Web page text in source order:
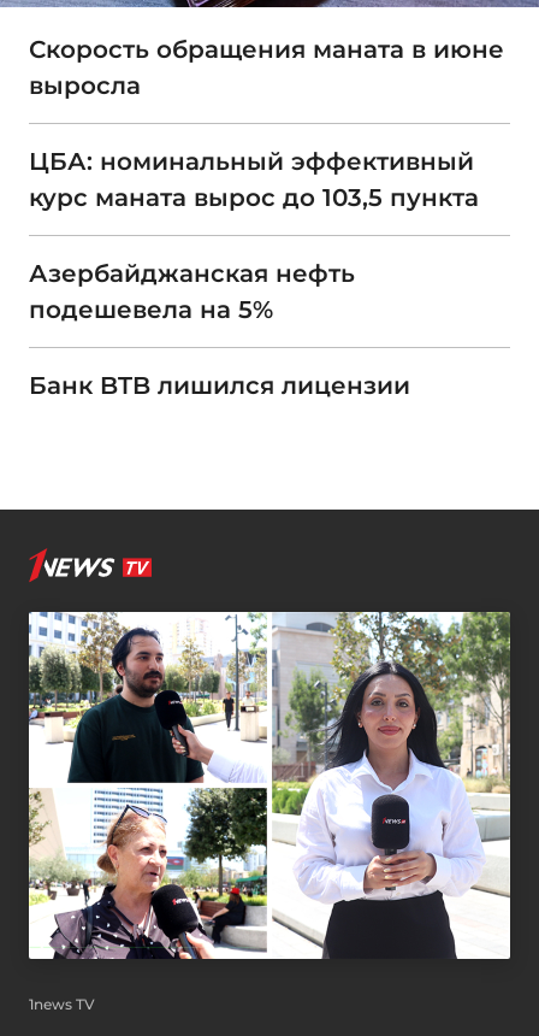
Скорость обращения маната в июне
выросла
ЦБА: номинальный эффективный
курс маната вырос до 103,5 пункта
Азербайджанская нефть
подешевела на 5%
Банк BTB лишился лицензии
1news TV